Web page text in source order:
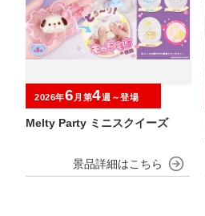
Melty Party ミニスクイーズ
2026年6 月第4週～登場